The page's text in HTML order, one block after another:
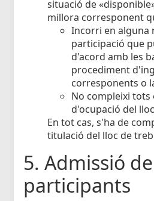
situació de
millora corresponent
Incorri en alguna
participació que
d'acord amb les
procediment
corresponents o
No compleixi tots
d'ocupació del
En tot cas, s'ha de
titulació del lloc de
5. Admissió de
participants